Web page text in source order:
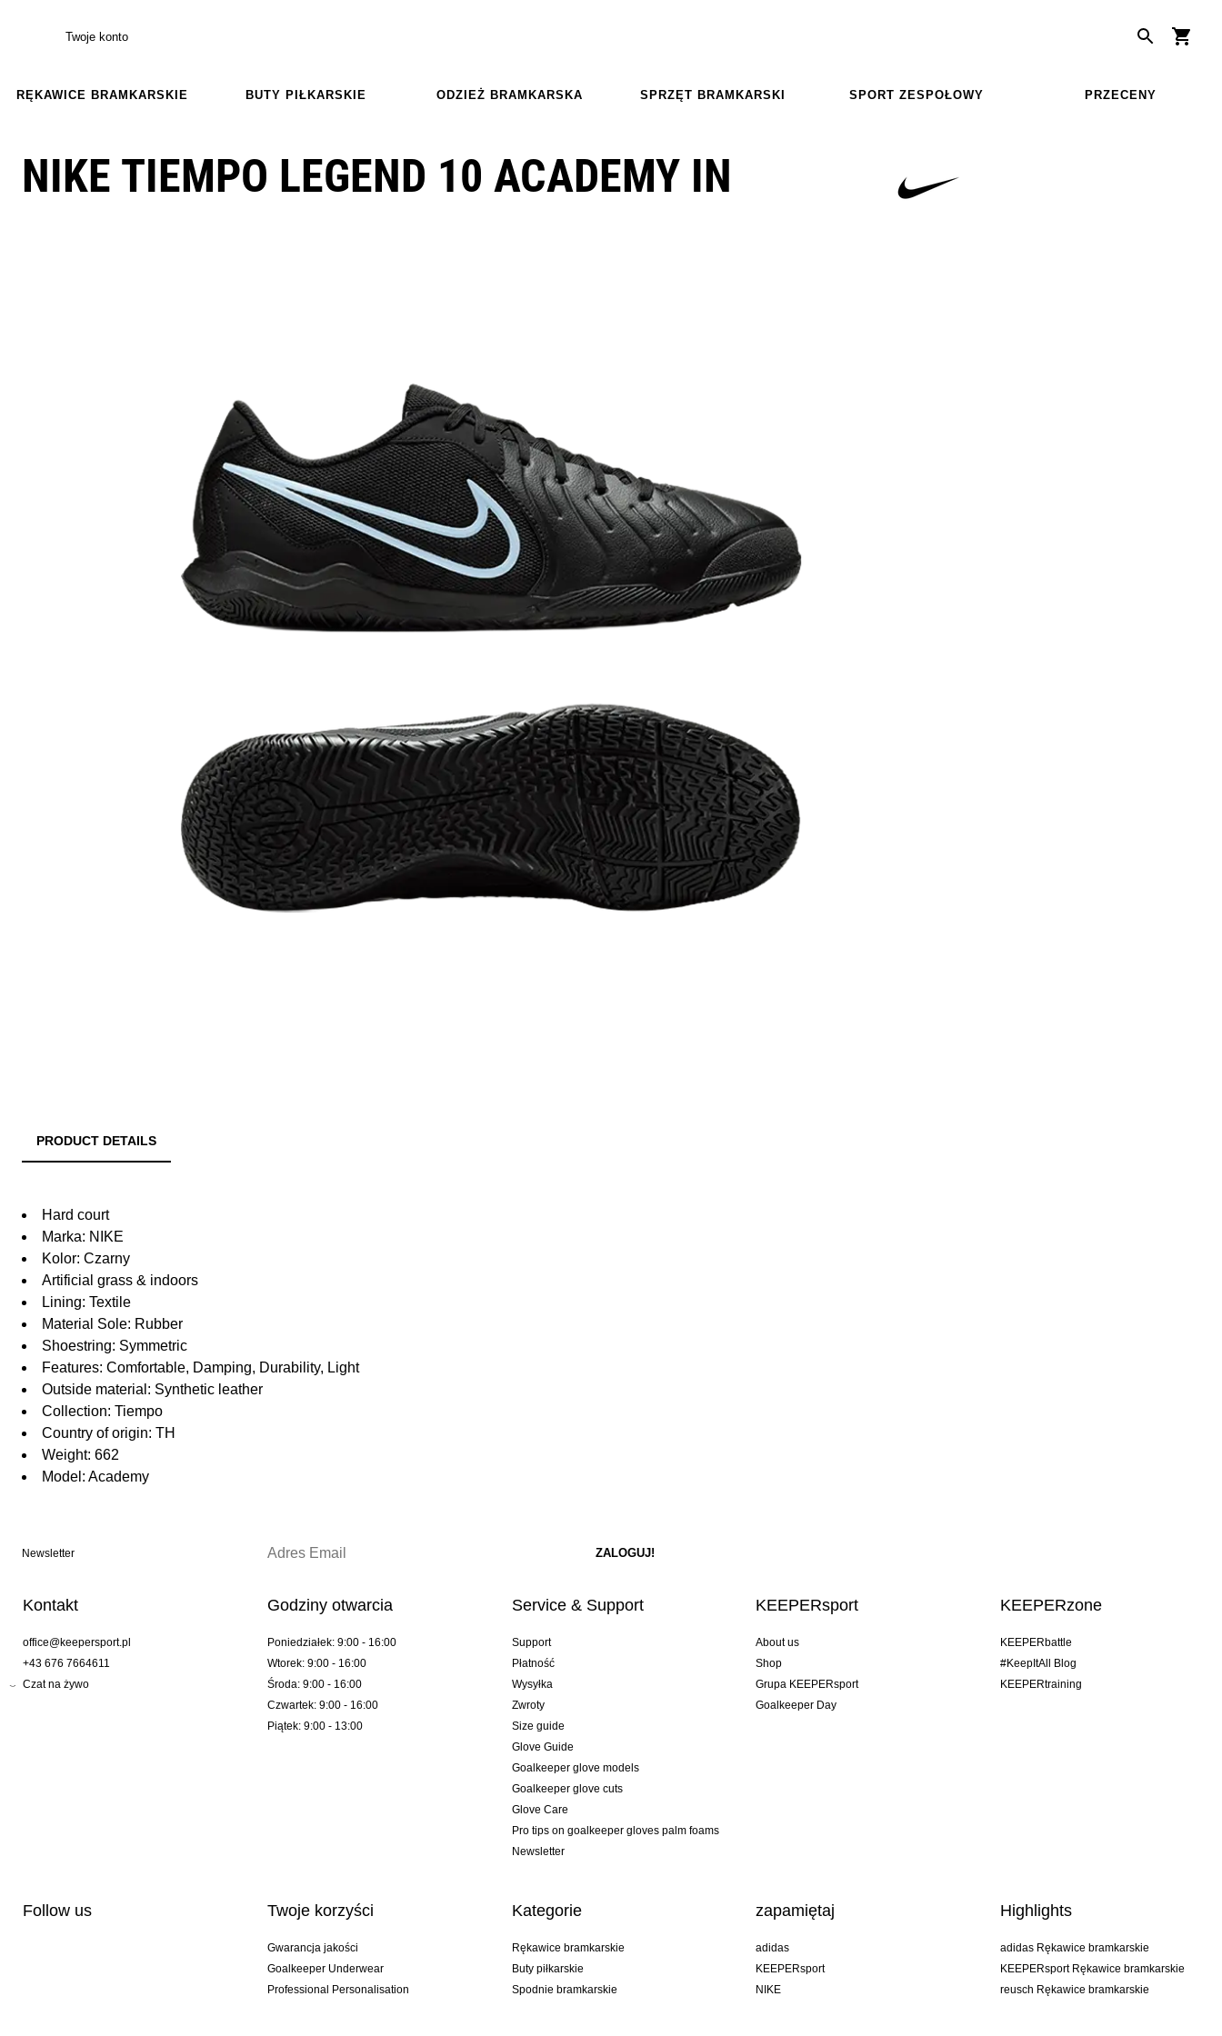
Twoje konto
RĘKAWICE BRAMKARSKIE BUTY PIŁKARSKIE ODZIEŻ BRAMKARSKA SPRZĘT BRAMKARSKI SPORT ZESPOŁOWY PRZECENY
NIKE TIEMPO LEGEND 10 ACADEMY IN
PRODUCT DETAILS
Hard court
Marka: NIKE
Kolor: Czarny
Artificial grass & indoors
Lining: Textile
Material Sole: Rubber
Shoestring: Symmetric
Features: Comfortable, Damping, Durability, Light
Outside material: Synthetic leather
Collection: Tiempo
Country of origin: TH
Weight: 662
Model: Academy
Newsletter
Kontakt
office@keepersport.pl
+43 676 7664611
Czat na żywo
Godziny otwarcia
Poniedziałek: 9:00 - 16:00
Wtorek: 9:00 - 16:00
Środa: 9:00 - 16:00
Czwartek: 9:00 - 16:00
Piątek: 9:00 - 13:00
Service & Support
Support
Płatność
Wysyłka
Zwroty
Size guide
Glove Guide
Goalkeeper glove models
Goalkeeper glove cuts
Glove Care
Pro tips on goalkeeper gloves palm foams
Newsletter
KEEPERsport
About us
Shop
Grupa KEEPERsport
Goalkeeper Day
KEEPERzone
KEEPERbattle
#KeepItAll Blog
KEEPERtraining
Follow us Twoje korzyści
Gwarancja jakości
Goalkeeper Underwear
Professional Personalisation
Kategorie
Rękawice bramkarskie
Buty piłkarskie
Spodnie bramkarskie
zapamiętaj
adidas
KEEPERsport
NIKE
Highlights
adidas Rękawice bramkarskie
KEEPERsport Rękawice bramkarskie
reusch Rękawice bramkarskie